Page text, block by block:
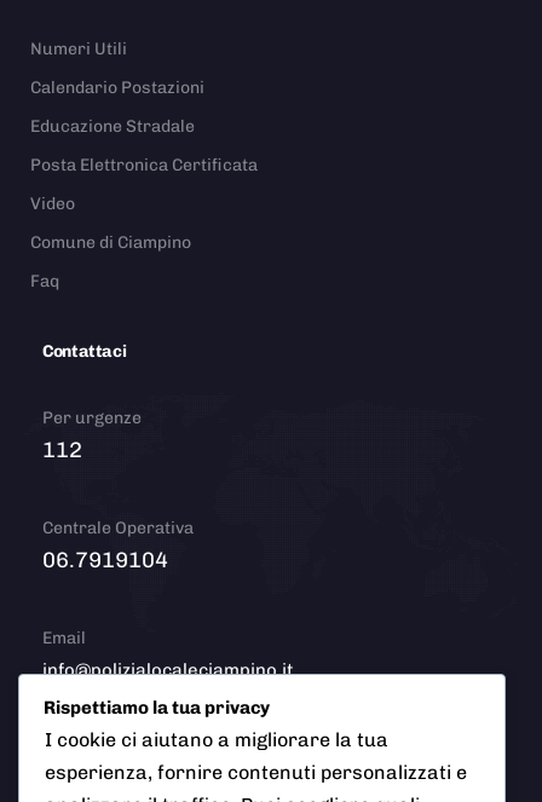
Numeri Utili
Calendario Postazioni
Educazione Stradale
Posta Elettronica Certificata
Video
Comune di Ciampino
Faq
Contattaci
Per urgenze
112
Centrale Operativa
06.7919104
Email
info@polizialocaleciampino.it
© 2026 Polizia Locale del Comune di Ciampino (Roma). Tutti
Rispettiamo la tua privacy
I cookie ci aiutano a migliorare la tua
esperienza, fornire contenuti personalizzati e